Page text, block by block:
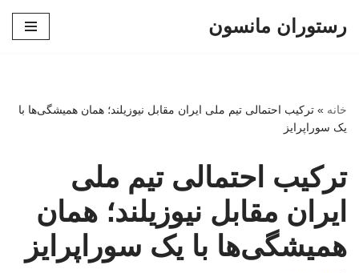
رستوران مانسون
خانه » ترکیب احتمالی تیم ملی ایران مقابل نیوزیلند؛ همان همیشگی‌ها با
یک سوراپرایز
ترکیب احتمالی تیم ملی
ایران مقابل نیوزیلند؛ همان
همیشگی‌ها با یک سوراپرایز